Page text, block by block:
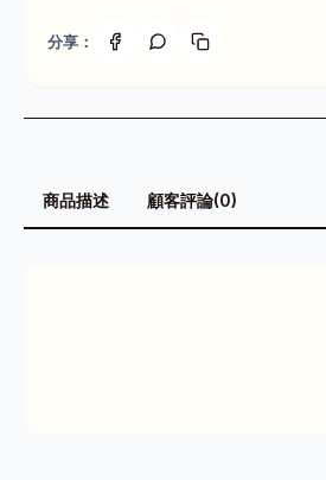
分享：
商品描述 顧客評論(0)